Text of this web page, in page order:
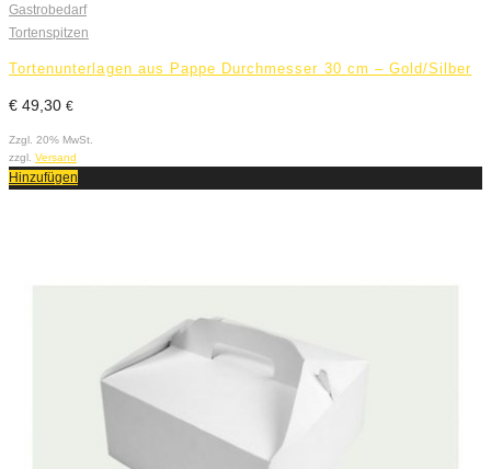
Gastrobedarf
Tortenspitzen
Tortenunterlagen aus Pappe Durchmesser 30 cm – Gold/Silber
€ 49,30 €
Zzgl. 20% MwSt.
zzgl. Versand
Hinzufügen